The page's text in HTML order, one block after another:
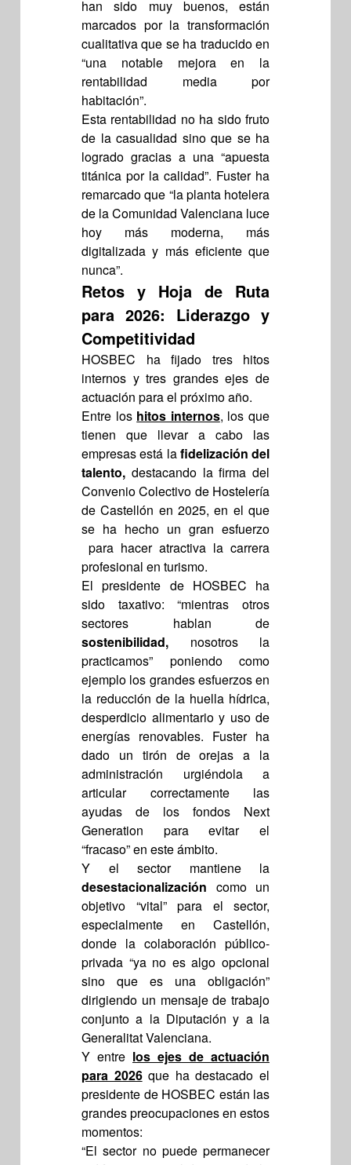
han sido muy buenos, están
marcados por la transformación
cualitativa que se ha traducido en
“una notable mejora en la
rentabilidad media por
habitación”.
Esta rentabilidad no ha sido fruto
de la casualidad sino que se ha
logrado gracias a una “apuesta
titánica por la calidad”. Fuster ha
remarcado que “la planta hotelera
de la Comunidad Valenciana luce
hoy más moderna, más
digitalizada y más eficiente que
nunca”.
Retos y Hoja de Ruta
para 2026: Liderazgo y
Competitividad
HOSBEC ha fijado tres hitos
internos y tres grandes ejes de
actuación para el próximo año.
Entre los hitos internos, los que
tienen que llevar a cabo las
empresas está lafidelización del
talento, destacando la firma del
Convenio Colectivo de Hostelería
de Castellón en 2025, en el que
se ha hecho un gran esfuerzo
para hacer atractiva la carrera
profesional en turismo.
El presidente de HOSBEC ha
sido taxativo: “mientras otros
sectores hablan de
sostenibilidad, nosotros la
practicamos” poniendo como
ejemplo los grandes esfuerzos en
la reducción de la huella hídrica,
desperdicio alimentario y uso de
energías renovables. Fuster ha
dado un tirón de orejas a la
administración urgiéndola a
articular correctamente las
ayudas de los fondos Next
Generation para evitar el
“fracaso” en este ámbito.
Y el sector mantiene la
desestacionalización como un
objetivo “vital” para el sector,
especialmente en Castellón,
donde la colaboración público-
privada “ya no es algo opcional
sino que es una obligación”
dirigiendo un mensaje de trabajo
conjunto a la Diputación y a la
Generalitat Valenciana.
Y entre los ejes de actuación
para 2026que ha destacado el
presidente de HOSBEC están las
grandes preocupaciones en estos
momentos:
“El sector no puede permanecer